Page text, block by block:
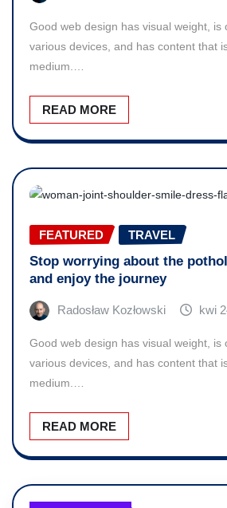
Good web design has visual weight, is
various devices, and has content that
medium.…
READ MORE
FEATURED TRAVEL
Stop worrying about the
and enjoy the journey
Radosław Kozłowski kwi
Good web design has visual weight, is
various devices, and has content that
medium.…
READ MORE